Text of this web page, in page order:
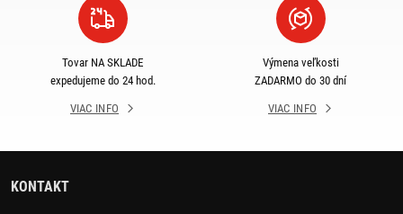
Tovar NA SKLADE
expedujeme do 24 hod.
VIAC INFO
Výmena veľkosti
ZADARMO do 30 dní
VIAC INFO
KONTAKT